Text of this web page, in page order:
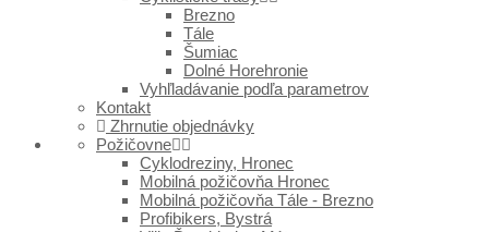
Brezno
Tále
Šumiac
Dolné Horehronie
Vyhľladávanie podľa parametrov
Kontakt
Zhrnutie objednávky
Požičovne
Cyklodreziny, Hronec
Mobilná požičovňa Hronec
Mobilná požičovňa Tále - Brezno
Profibikers, Bystrá